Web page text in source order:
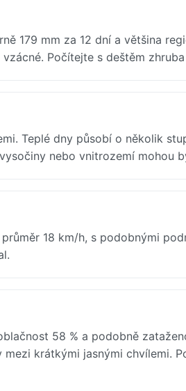
179 mm za 12 dní a většina
Počítejte s deštěm
Teplé dny působí o několik
nebo vnitrozemí mohou
18 km/h, s podobnými
58 % a podobně
krátkými jasnými chvílemi.